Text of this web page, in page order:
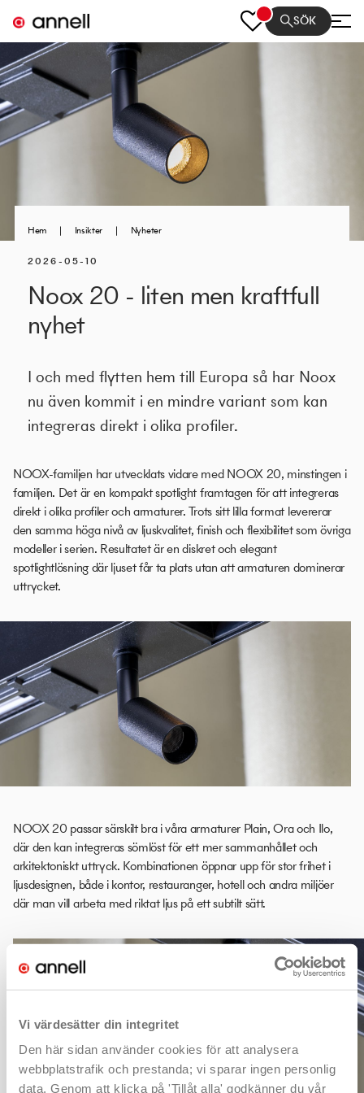
Vi värdesätter din integritet
Den här sidan använder cookies för att analysera
webbplatstrafik och prestanda; vi sparar ingen personlig
data. Genom att klicka på 'Tillåt alla' godkänner du vår
SÖK
Hem | Insikter | Nyheter
2026-05-10
Noox 20 - liten men kraftfull
nyhet
I och med flytten hem till Europa så har Noox
nu även kommit i en mindre variant som kan
integreras direkt i olika profiler.
NOOX-familjen har utvecklats vidare med NOOX 20, minstingen i
familjen. Det är en kompakt spotlight framtagen för att integreras
direkt i olika profiler och armaturer. Trots sitt lilla format levererar
den samma höga nivå av ljuskvalitet, finish och flexibilitet som övriga
modeller i serien. Resultatet är en diskret och elegant
spotlightlösning där ljuset får ta plats utan att armaturen dominerar
uttrycket.
NOOX 20 passar särskilt bra i våra armaturer Plain, Ora och Ilo,
där den kan integreras sömlöst för ett mer sammanhållet och
arkitektoniskt uttryck. Kombinationen öppnar upp för stor frihet i
ljusdesignen, både i kontor, restauranger, hotell och andra miljöer
där man vill arbeta med riktat ljus på ett subtilt sätt.